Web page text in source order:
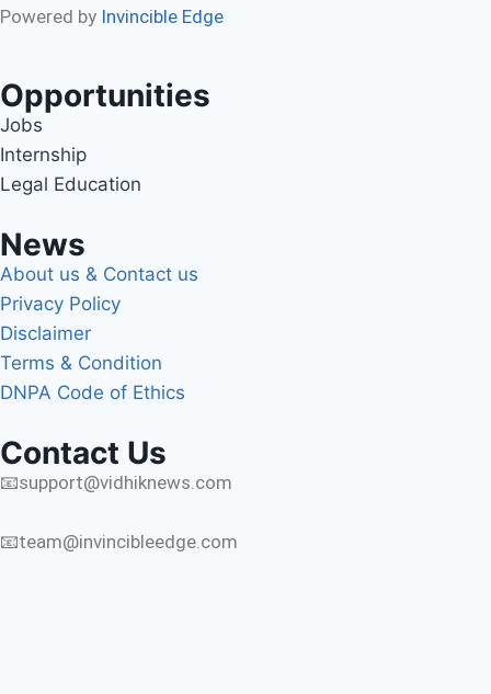
Powered by Invincible Edge
Opportunities
Jobs
Internship
Legal Education
News
About us & Contact us
Privacy Policy
Disclaimer
Terms & Condition
DNPA Code of Ethics
Contact Us
📧support@vidhiknews.com
📧team@invincibleedge.com